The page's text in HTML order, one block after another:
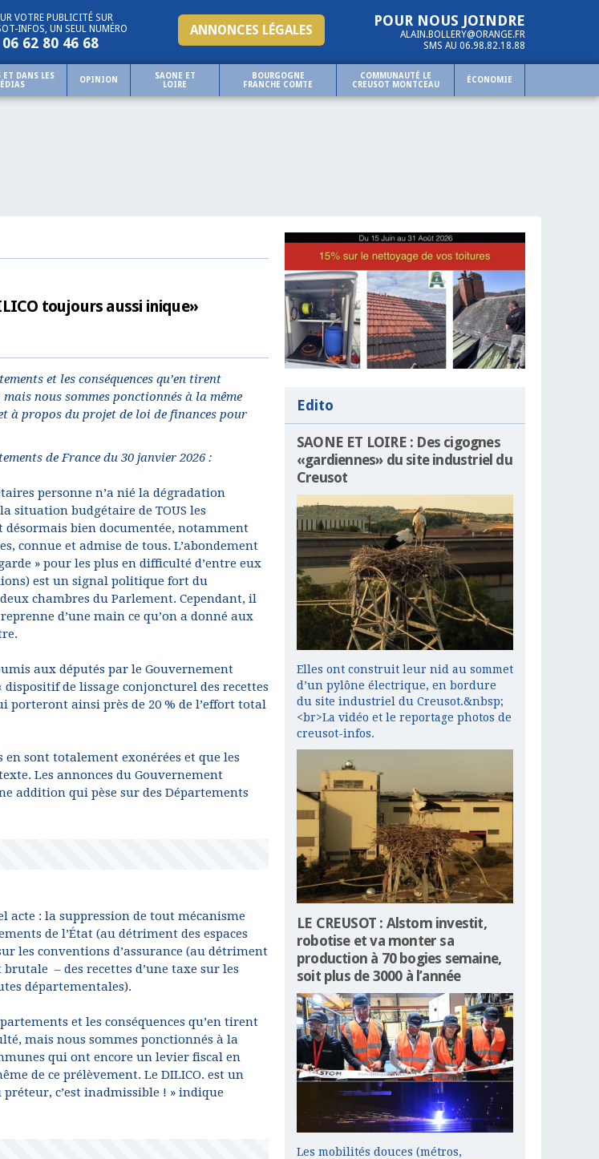
POUR NOUS JOINDRE
ALAIN.BOLLERY@ORANGE.FR
SMS AU 06.98.82.18.88
ANNONCES LÉGALES
VOTRE PUBLICITÉ SUR
INFOS, UN SEUL NUMÉRO
06 62 80 46 68
ET DANS LES
OPINION
SAONE ET
LOIRE
BOURGOGNE
FRANCHE COMTE
COMMUNAUTÉ LE
CREUSOT MONTCEAU
ÉCONOMIE
toujours aussi inique»
et les conséquences qu’en tirent
nous sommes ponctionnés à la même
à propos du projet de loi de finances pour
de France du 30 janvier 2026 :
personne n’a nié la dégradation
situation budgétaire de TOUS les
désormais bien documentée, notamment
connue et admise de tous. L’abondement
» pour les plus en difficulté d’entre eux
est un signal politique fort du
chambres du Parlement. Cependant, il
d’une main ce qu’on a donné aux
aux députés par le Gouvernement
de lissage conjoncturel des recettes
porteront ainsi près de 20 % de l’effort total
sont totalement exonérées et que les
Les annonces du Gouvernement
addition qui pèse sur des Départements
acte : la suppression de tout mécanisme
de l’État (au détriment des espaces
les conventions d’assurance (au détriment
– des recettes d’une taxe sur les
départementales).
et les conséquences qu’en tirent
mais nous sommes ponctionnés à la
qui ont encore un levier fiscal en
de ce prélèvement. Le DILICO. est un
c’est inadmissible ! » indique
Edito
SAONE ET LOIRE : Des cigognes
«gardiennes» du site industriel du
Creusot
Elles ont construit leur nid au sommet
d’un pylône électrique, en bordure
du site industriel du Creusot.&nbsp;
<br>La vidéo et le reportage photos de
creusot-infos.
LE CREUSOT : Alstom investit,
robotise et va monter sa
production à 70 bogies semaine,
soit plus de 3000 à l’année
Les mobilités douces (métros,